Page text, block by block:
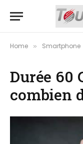
Home » Smartphone
Durée 60
combien